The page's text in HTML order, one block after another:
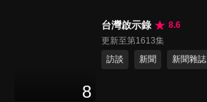
8
台灣啟示錄
8.6
更新至第1613集
訪談
新聞 新聞雜誌